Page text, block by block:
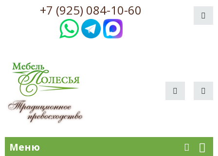
+7 (925) 084-10-60
Меню